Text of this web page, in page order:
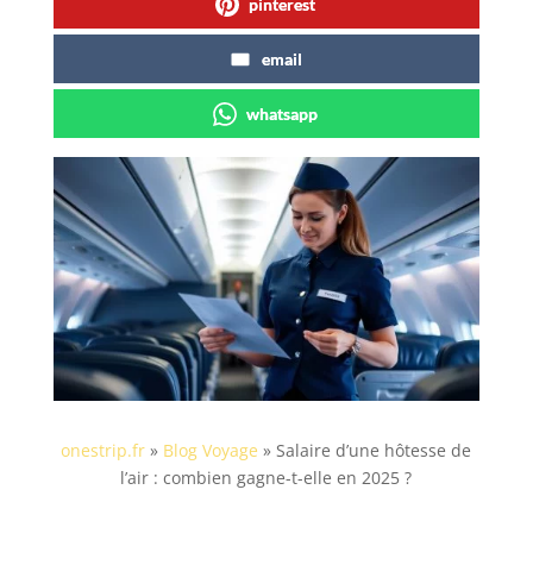
pinterest
email
whatsapp
onestrip.fr » Blog Voyage » Salaire d’une hôtesse de
l’air : combien gagne-t-elle en 2025 ?